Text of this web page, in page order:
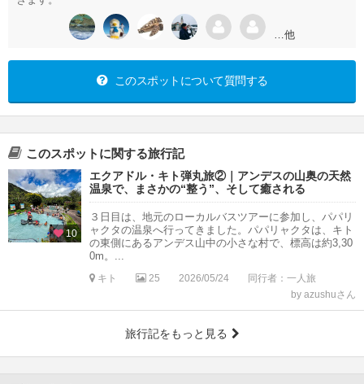
…他
このスポットについて質問する
このスポットに関する旅行記
10
エクアドル・キト弾丸旅②｜アンデスの山奥の天然
温泉で、まさかの“整う”、そして癒される
３日目は、地元のローカルバスツアーに参加し、パパリ
ャクタの温泉へ行ってきました。パパリャクタは、キト
の東側にあるアンデス山中の小さな村で、標高は約3,30
0m。...
キト 25 2026/05/24
同行者：一人旅
by azushuさん
旅行記をもっと見る